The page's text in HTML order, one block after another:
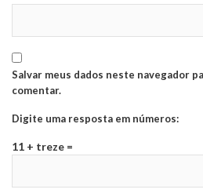
Salvar meus dados neste navegador
comentar.
Digite uma resposta em números:
11 + treze =